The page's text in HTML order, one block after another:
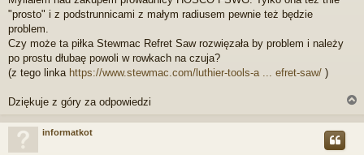
"prosto" i z podstrunnicami z małym radiusem pewnie też będzie
problem.
Czy może ta piłka Stewmac Refret Saw rozwięzała by problem i należy
po prostu dłubaę powoli w rowkach na czuja?
(z tego linka https://www.stewmac.com/luthier-tools-a ... efret-saw/ )
Dziękuje z góry za odpowiedzi
g
informatkot